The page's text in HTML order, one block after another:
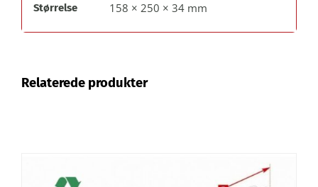
Størrelse 158 × 250 × 34 mm
Relaterede produkter